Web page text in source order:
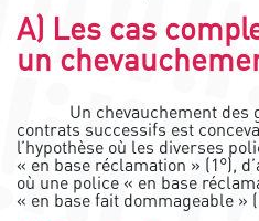
A) Les cas
un
Un chevauchement des
contrats successifs est
l’hypothèse où les diverses
« en base réclamation » (1°),
où une police « en base
« en base fait dommageable »